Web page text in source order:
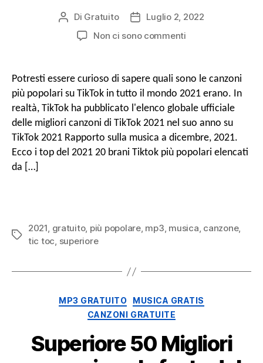
Autore
messaggio
Di Gratuito
DataLuglio 2, 2022
Non ci sono commentiSU
20
Download
gratuito
di
canzoni
tiktok
più
Potresti essere curioso di sapere quali sono le canzoni
più popolari su TikTok in tutto il mondo 2021 erano. In
realtà, TikTok ha pubblicato l'elenco globale ufficiale
delle migliori canzoni di TikTok 2021 nel suo anno su
TikTok 2021 Rapporto sulla musica a dicembre, 2021.
Ecco i top del 2021 20 brani Tiktok più popolari elencati
da […]
Tag
2021, gratuito, più popolare, mp3, musica, canzone,
tic toc, superiore
Categorie
MP3 GRATUITO
MUSICA GRATIS
CANZONI GRATUITE
Superiore 50 Migliori